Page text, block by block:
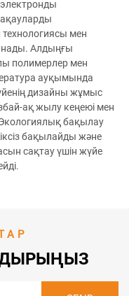
электронды
ақауларды
мен
Алдыңғы
полимерлер мен
ауқымында
дизайны жұмыс
ақ жылу кеңеюі мен
бақылау
бақылайды және
сақтау үшін жүйе